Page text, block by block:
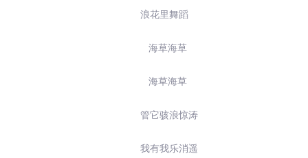
浪花里舞蹈
海草海草
海草海草
管它骇浪惊涛
我有我乐消遥